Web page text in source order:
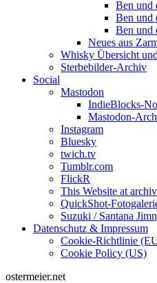
Ben und
Ben und
Ben und
Neues aus
Whisky Übersicht
Sterbebilder-Archiv
Social
Mastodon
IndieBlocks-
Mastodon-
Instagram
Bluesky
twich.tv
Tumblr.com
FlickR
This Website at
QuickShot-
Suzuki / Santana
Datenschutz & Impressum
Cookie-Richtlinie
Cookie Policy (US)
ostermeier.net